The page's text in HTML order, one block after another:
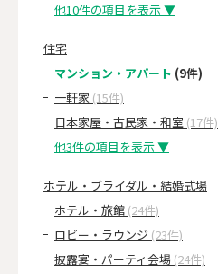
他10件の項目を表示 ▼
住宅
マンション・アパート (9件)
一軒家 (15件)
日本家屋・古民家・和室 (17件)
他3件の項目を表示 ▼
ホテル・ブライダル・結婚式場
ホテル・旅館 (24件)
ロビー・ラウンジ (23件)
披露宴・パーティ会場 (24件)